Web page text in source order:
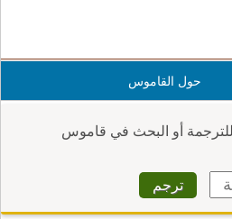
حول القاموس
أو البحث في قاموس